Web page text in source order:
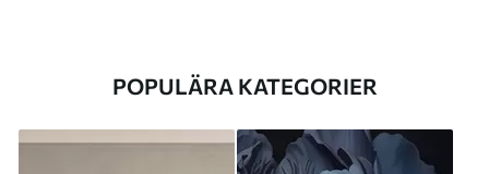
POPULÄRA KATEGORIER